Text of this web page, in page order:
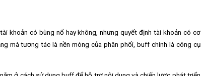
khoản có bùng nổ hay không, nhưng quyết địnhtài khoản có cơ
mà tương tác là nền móng của phân phối, buff chính là công cụ